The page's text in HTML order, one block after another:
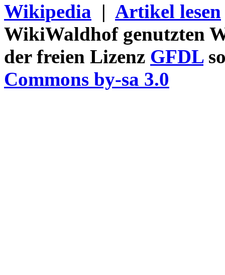
Wikipedia | Artikel lesen
WikiWaldhof genutzten
der freien Lizenz GFDL
Commons by-sa 3.0